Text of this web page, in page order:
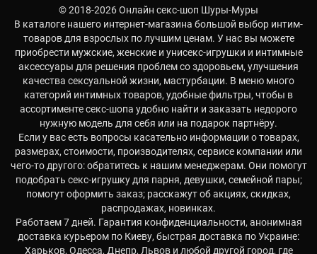
© 2018-2026 Онлайн секс-шоп Шуры-Муры
В каталоге нашего интернет-магазина большой выбор интим-
товаров для взрослых по лучшим ценам. У нас вы можете
приобрести мужские, женские и унисекс-игрушки и интимные
аксессуары для решения проблем со здоровьем, улучшения
качества сексуальной жизни, мастурбации. В меню много
категорий интимных товаров, удобные фильтры, чтобы в
ассортименте секс-шопа удобно найти и заказать недорого
нужную модель для себя или на подарок партнёру.
Если у вас есть вопросы касательно информации о товарах,
размерах, стоимости, производителях, сервисе компании или
чего-то другого: обратитесь к нашим менеджерам. Они помогут
подобрать секс-игрушку для парня, девушки, семейной пары;
помогут оформить заказ; расскажут об акциях, скидках,
распродажах, новинках.
Работаем 7 дней. Гарантия конфиденциальности, анонимная
доставка курьером по Киеву, быстрая доставка по Украине:
Харьков, Одесса, Днепр, Львов и любой другой город, где